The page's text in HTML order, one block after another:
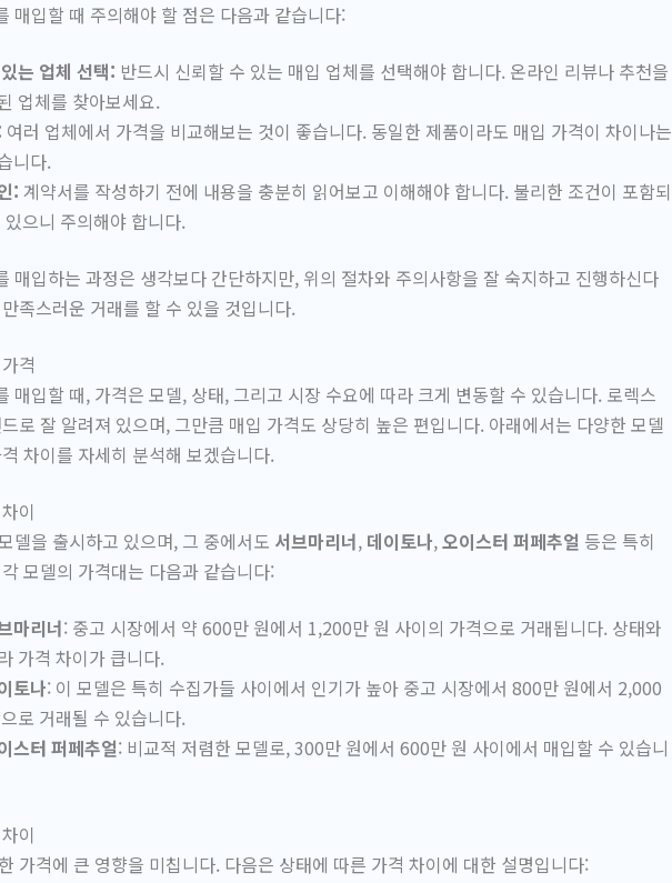
매입할 때 주의해야 할 점은 다음과 같습니다:
는 업체 선택: 반드시 신뢰할 수 있는 매입 업체를 선택해야 합니다. 온라인 리뷰나 추천을
업체를 찾아보세요.
여러 업체에서 가격을 비교해보는 것이 좋습니다. 동일한 제품이라도 매입 가격이 차이나는
니다.
: 계약서를 작성하기 전에 내용을 충분히 읽어보고 이해해야 합니다. 불리한 조건이 포함되
있으니 주의해야 합니다.
매입하는 과정은 생각보다 간단하지만, 위의 절차와 주의사항을 잘 숙지하고 진행하신다
족스러운 거래를 할 수 있을 것입니다.
격
매입할 때, 가격은 모델, 상태, 그리고 시장 수요에 따라 크게 변동할 수 있습니다. 로렉스
로 잘 알려져 있으며, 그만큼 매입 가격도 상당히 높은 편입니다. 아래에서는 다양한 모델
차이를 자세히 분석해 보겠습니다.
이
델을 출시하고 있으며, 그 중에서도 서브마리너, 데이토나,오이스터 퍼페추얼 등은 특히
모델의 가격대는 다음과 같습니다:
마리너: 중고 시장에서 약 600만 원에서 1,200만 원 사이의 가격으로 거래됩니다. 상태와
가격 차이가 큽니다.
토나: 이 모델은 특히 수집가들 사이에서 인기가 높아 중고 시장에서 800만 원에서 2,000
로 거래될 수 있습니다.
스터 퍼페추얼: 비교적 저렴한 모델로, 300만 원에서 600만 원 사이에서 매입할 수 있습니
이
가격에 큰 영향을 미칩니다. 다음은 상태에 따른 가격 차이에 대한 설명입니다: